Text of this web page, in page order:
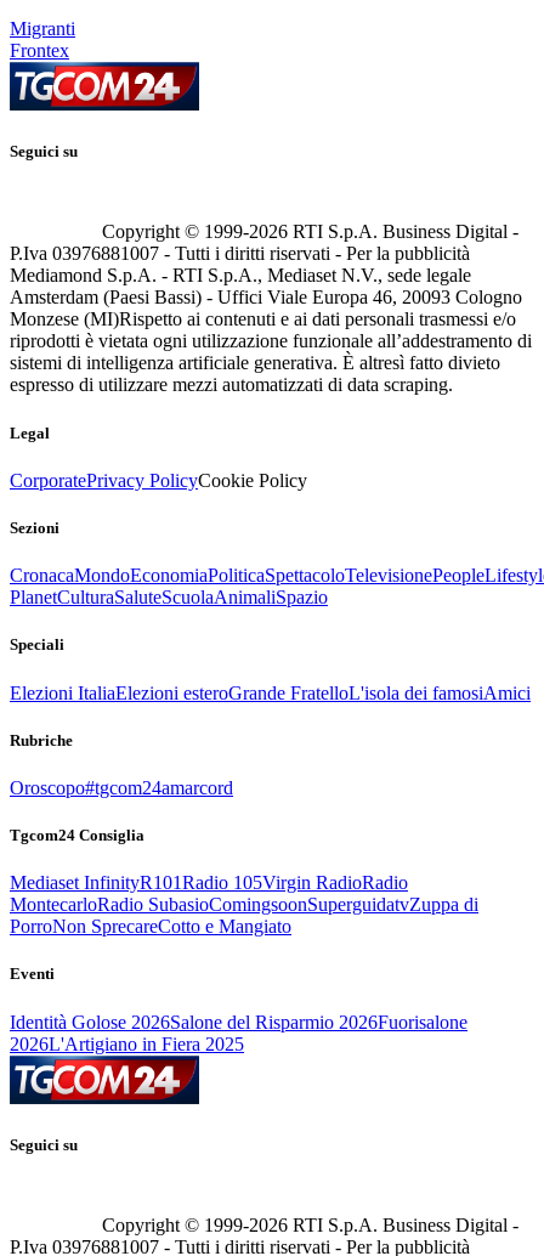
Migranti
Frontex
Seguici su
Copyright © 1999-2026 RTI S.p.A. Business Digital -
P.Iva 03976881007 - Tutti i diritti riservati - Per la pubblicità
Mediamond S.p.A. - RTI S.p.A., Mediaset N.V., sede legale
Amsterdam (Paesi Bassi) - Uffici Viale Europa 46, 20093 Cologno
Monzese (MI)Rispetto ai contenuti e ai dati personali trasmessi e/o
riprodotti è vietata ogni utilizzazione funzionale all’addestramento di
sistemi di intelligenza artificiale generativa. È altresì fatto divieto
espresso di utilizzare mezzi automatizzati di data scraping.
Legal
CorporatePrivacy PolicyCookie Policy
Sezioni
CronacaMondoEconomiaPoliticaSpettacoloTelevisionePeople
PlanetCulturaSaluteScuolaAnimaliSpazio
Speciali
Elezioni ItaliaElezioni esteroGrande FratelloL'isola dei famosiAmici
Rubriche
Oroscopo#tgcom24amarcord
Tgcom24 Consiglia
Mediaset InfinityR101Radio 105Virgin RadioRadio
MontecarloRadio SubasioComingsoonSuperguidatvZuppa di
PorroNon SprecareCotto e Mangiato
Eventi
Identità Golose 2026Salone del Risparmio 2026Fuorisalone
2026L'Artigiano in Fiera 2025
Seguici su
Copyright © 1999-2026 RTI S.p.A. Business Digital -
P.Iva 03976881007 - Tutti i diritti riservati - Per la pubblicità